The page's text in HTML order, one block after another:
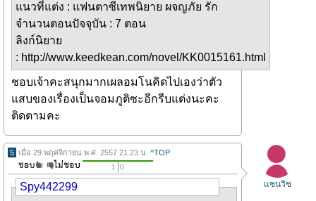
แนวที่แต่ง : แฟนตาซีเทพนิยาย ผจญภัย รัก
จำนวนตอนปัจจุบัน : 7 ตอน
ลิงก์นิยาย
: http://www.keedkean.com/novel/KK0015161.html
ชอบเจ้าคะสนุกมากเผลอมโนคิดไปเองว่าตัว
แสบของเรื่องเป็นจอมภูติซะอีกรีบแต่งนะคะ
ติดตามคะ
แซนวิช
5 เมื่อ 29 พฤศจิกายน พ.ศ. 2557 21.23 น. ^TOP
1 0
Spy442299